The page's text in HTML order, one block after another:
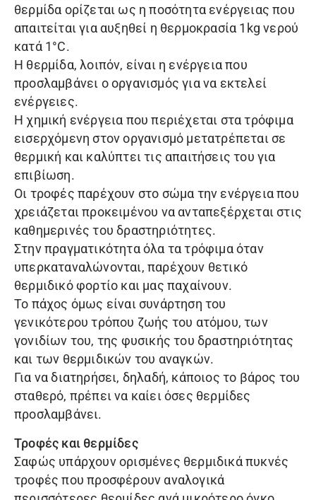
θερμίδα ορίζεται ως η ποσότητα ενέργειας που
απαιτείται για αυξηθεί η θερμοκρασία 1kg νερού
κατά 1°C.
Η θερμίδα, λοιπόν, είναι η ενέργεια που
προσλαμβάνει ο οργανισμός για να εκτελεί
ενέργειες.
Η χημική ενέργεια που περιέχεται στα τρόφιμα
εισερχόμενη στον οργανισμό μετατρέπεται σε
θερμική και καλύπτει τις απαιτήσεις του για
επιβίωση.
Οι τροφές παρέχουν στο σώμα την ενέργεια που
χρειάζεται προκειμένου να ανταπεξέρχεται στις
καθημερινές του δραστηριότητες.
Στην πραγματικότητα όλα τα τρόφιμα όταν
υπερκαταναλώνονται, παρέχουν θετικό
θερμιδικό φορτίο και μας παχαίνουν.
Το πάχος όμως είναι συνάρτηση του
γενικότερου τρόπου ζωής του ατόμου, των
γονιδίων του, της φυσικής του δραστηριότητας
και των θερμιδικών του αναγκών.
Για να διατηρήσει, δηλαδή, κάποιος το βάρος του
σταθερό, πρέπει να καίει όσες θερμίδες
προσλαμβάνει.
Τροφές και θερμίδες
Σαφώς υπάρχουν ορισμένες θερμιδικά πυκνές
τροφές που προσφέρουν αναλογικά